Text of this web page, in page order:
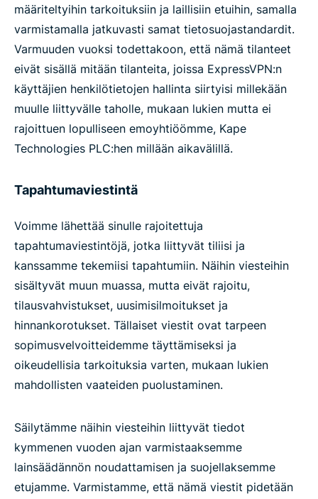
määriteltyihin tarkoituksiin ja laillisiin etuihin, samalla
varmistamalla jatkuvasti samat tietosuojastandardit.
Varmuuden vuoksi todettakoon, että nämä tilanteet
eivät sisällä mitään tilanteita, joissa ExpressVPN:n
käyttäjien henkilötietojen hallinta siirtyisi millekään
muulle liittyvälle taholle, mukaan lukien mutta ei
rajoittuen lopulliseen emoyhtiöömme, Kape
Technologies PLC:hen millään aikavälillä.
Tapahtumaviestintä
Voimme lähettää sinulle rajoitettuja
tapahtumaviestintöjä, jotka liittyvät tiliisi ja
kanssamme tekemiisi tapahtumiin. Näihin viesteihin
sisältyvät muun muassa, mutta eivät rajoitu,
tilausvahvistukset, uusimisilmoitukset ja
hinnankorotukset. Tällaiset viestit ovat tarpeen
sopimusvelvoitteidemme täyttämiseksi ja
oikeudellisia tarkoituksia varten, mukaan lukien
mahdollisten vaateiden puolustaminen.
Säilytämme näihin viesteihin liittyvät tiedot
kymmenen vuoden ajan varmistaaksemme
lainsäädännön noudattamisen ja suojellaksemme
etujamme. Varmistamme, että nämä viestit pidetään